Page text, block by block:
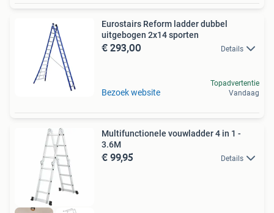
Eurostairs Reform ladder dubbel
uitgebogen 2x14 sporten
€ 293,00 Details
Bezoek website
Topadvertentie
Vandaag
Multifunctionele vouwladder 4 in 1 -
3.6M
€ 99,95 Details